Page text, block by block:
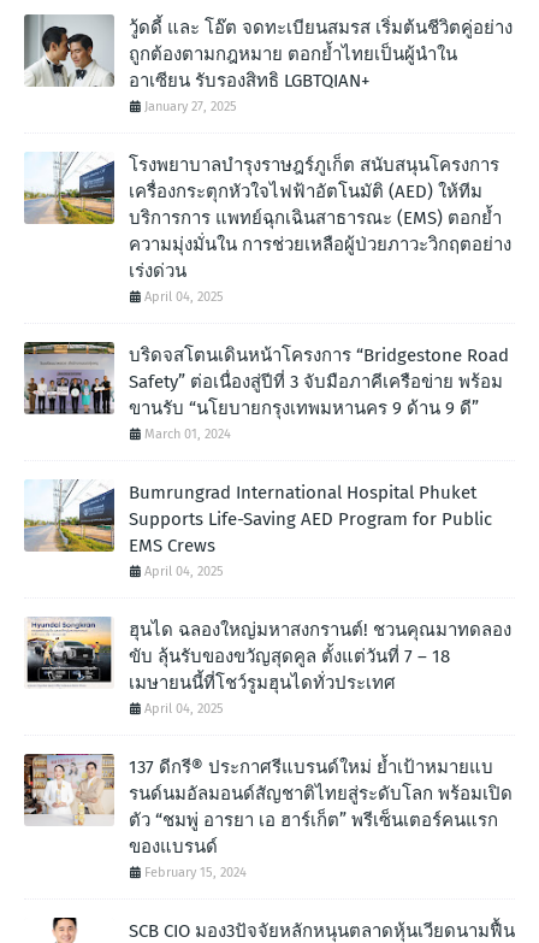
วู้ดดี้ และ โอ๊ต จดทะเบียนสมรส เริ่มต้นชีวิตคู่อย่าง
ถูกต้องตามกฎหมาย ตอกย้ำไทยเป็นผู้นำใน
อาเซียน รับรองสิทธิ LGBTQIAN+
January 27, 2025
โรงพยาบาลบำรุงราษฎร์ภูเก็ต สนับสนุนโครงการ
เครื่องกระตุกหัวใจไฟฟ้าอัตโนมัติ (AED) ให้ทีม
บริการการ แพทย์ฉุกเฉินสาธารณะ (EMS) ตอกย้ำ
ความมุ่งมั่นใน การช่วยเหลือผู้ป่วยภาวะวิกฤตอย่าง
เร่งด่วน
April 04, 2025
บริดจสโตนเดินหน้าโครงการ “Bridgestone Road
Safety” ต่อเนื่องสู่ปีที่ 3 จับมือภาคีเครือข่าย พร้อม
ขานรับ “นโยบายกรุงเทพมหานคร 9 ด้าน 9 ดี”
March 01, 2024
Bumrungrad International Hospital Phuket
Supports Life-Saving AED Program for Public
EMS Crews
April 04, 2025
ฮุนได ฉลองใหญ่มหาสงกรานต์! ชวนคุณมาทดลอง
ขับ ลุ้นรับของขวัญสุดคูล ตั้งแต่วันที่ 7 – 18
เมษายนนี้ที่โชว์รูมฮุนไดทั่วประเทศ
April 04, 2025
137 ดีกรี® ประกาศรีแบรนด์ใหม่ ย้ำเป้าหมายแบ
รนด์นมอัลมอนด์สัญชาติไทยสู่ระดับโลก พร้อมเปิด
ตัว “ชมพู่ อารยา เอ ฮาร์เก็ต” พรีเซ็นเตอร์คนแรก
ของแบรนด์
February 15, 2024
SCB CIO มอง3ปัจจัยหลักหนุนตลาดหุ้นเวียดนามฟื้น